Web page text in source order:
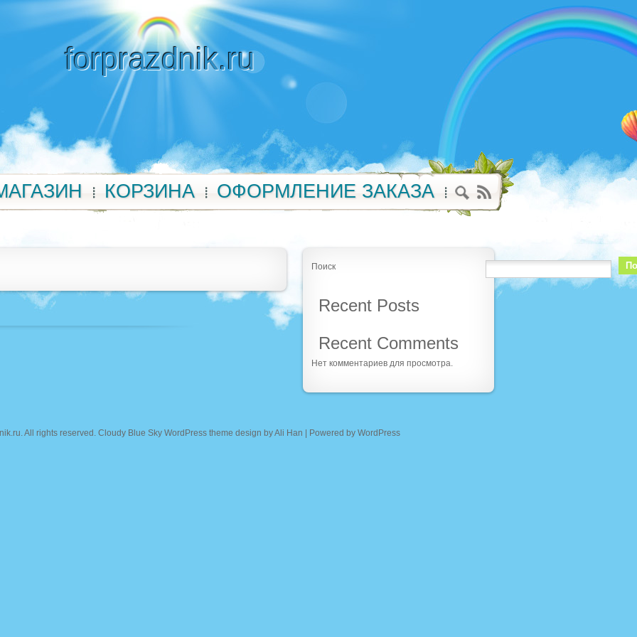
forprazdnik.ru
КОРЗИНА ОФОРМЛЕНИЕ ЗАКАЗА
Поиск
Recent Posts
Recent Comments
Нет комментариев для просмотра.
. All rights reserved. Cloudy Blue Sky WordPress theme design byAli Han | Powered by WordPress